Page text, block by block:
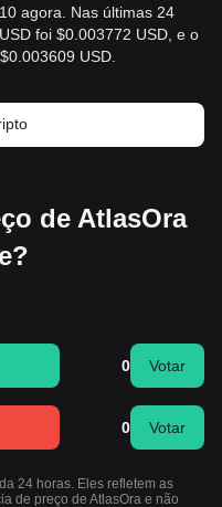
agora. Nas últimas 24
foi $0.003772 USD, e o
USD.
de AtlasOra
0 Votar
0 Votar
24 horas. Eles refletem as
de preço de AtlasOra e não